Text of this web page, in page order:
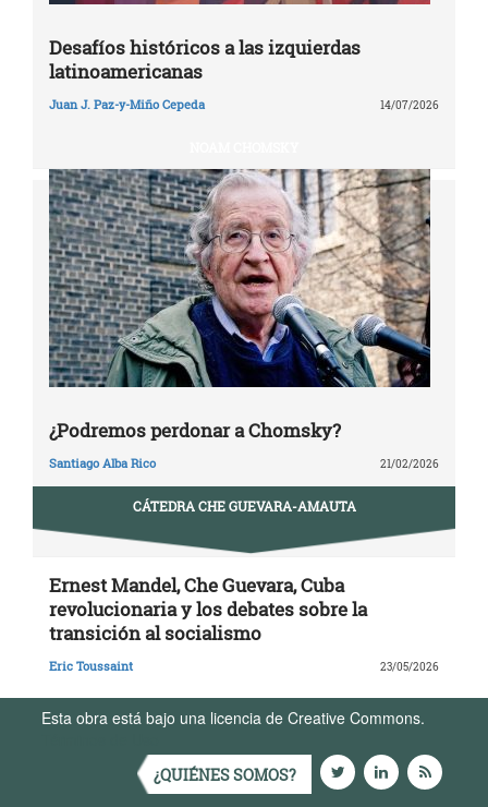
Desafíos históricos a las izquierdas
latinoamericanas
Juan J. Paz-y-Miño Cepeda 14/07/2026
¿Podremos perdonar a Chomsky?
Santiago Alba Rico 21/02/2026
CÁTEDRA CHE GUEVARA-AMAUTA
Ernest Mandel, Che Guevara, Cuba
revolucionaria y los debates sobre la
transición al socialismo
Eric Toussaint 23/05/2026
Esta obra está bajo una licencia de Creative Commons.
¿QUIÉNES SOMOS?